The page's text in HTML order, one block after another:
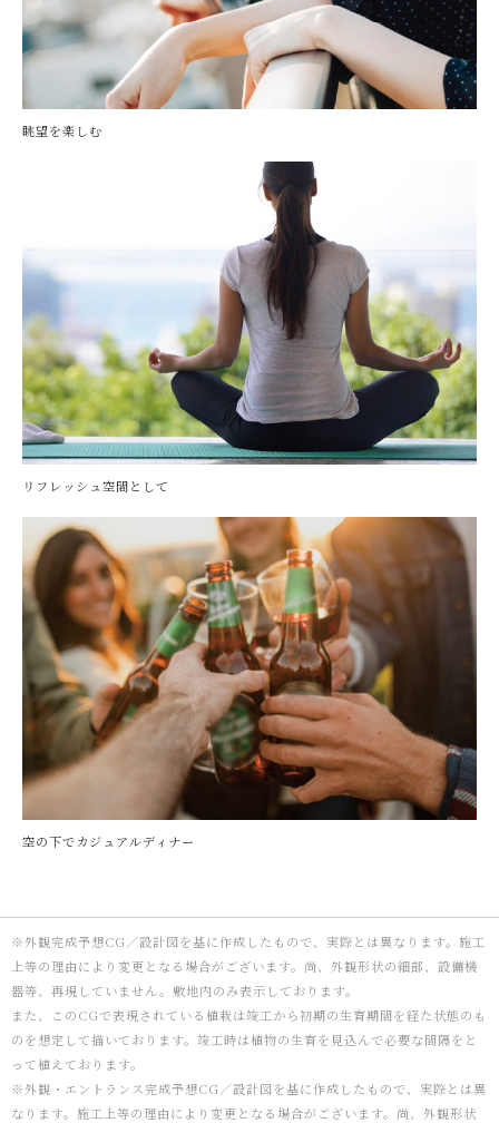
眺望を楽しむ
リフレッシュ空間として
空の下でカジュアルディナー
※外観完成予想CG／設計図を基に作成したもので、実際とは異なります。施工
上等の理由により変更となる場合がございます。尚、外観形状の細部、設備機
器等、再現していません。敷地内のみ表示しております。
また、このCGで表現されている植栽は竣工から初期の生育期間を経た状態のも
のを想定して描いております。竣工時は植物の生育を見込んで必要な間隔をと
って植えております。
※外観・エントランス完成予想CG／設計図を基に作成したもので、実際とは異
なります。施工上等の理由により変更となる場合がございます。尚、外観形状